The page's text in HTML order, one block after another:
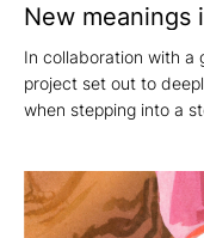
New meanings
In collaboration with a
project set out to
when stepping into a